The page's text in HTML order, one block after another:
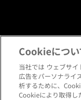
Cookieについ
当社では ウェブサ
広告をパーソナライ
析するために、
Cookieにより取得し